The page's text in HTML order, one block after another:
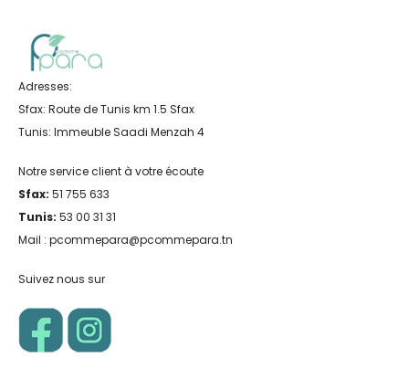
Adresses:
Sfax: Route de Tunis km 1.5 Sfax
Tunis: Immeuble Saadi Menzah 4
Notre service client à votre écoute
Sfax: 51 755 633
Tunis: 53 00 31 31
Mail : pcommepara@pcommepara.tn
Suivez nous sur